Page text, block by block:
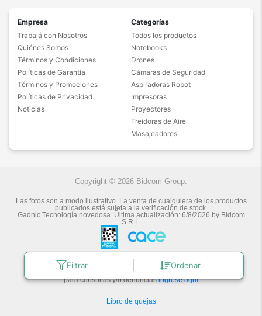
Filtrar Ordenar
Empresa
Trabajá con Nosotros
Quiénes Somos
Términos y Condiciones
Políticas de Garantía
Términos y Promociones
Políticas de Privacidad
Noticias
Categorías
Todos los productos
Notebooks
Drones
Cámaras de Seguridad
Aspiradoras Robot
Impresoras
Proyectores
Freidoras de Aire
Masajeadores
Copyright © 2026 Bidcom Group.
Las fotos son a modo ilustrativo. La venta de cualquiera de los productos
publicados está sujeta a la verificación de stock.
Gadnic Tecnología novedosa.Última actualización: 6/8/2026 by Bidcom
S.R.L.
Botón de arrepentimiento
Defensa de las y los Consumidores
para consultas y/o denunciasingrese aquí
Libro de quejas